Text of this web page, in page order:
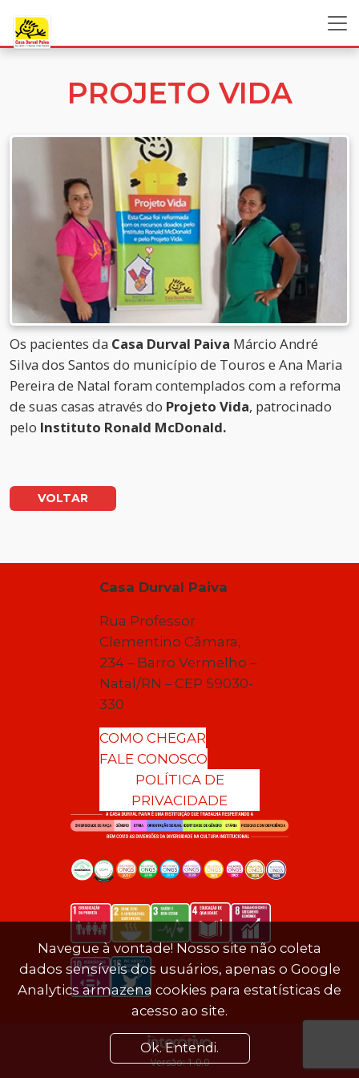
PROJETO VIDA
Os pacientes da Casa Durval Paiva Márcio André
Silva dos Santos do município de Touros e Ana Maria
Pereira de Natal foram contemplados com a reforma
de suas casas através do Projeto Vida, patrocinado
pelo Instituto Ronald McDonald.
VOLTAR
Casa Durval Paiva
Rua Professor
Clementino Câmara,
234 – Barro Vermelho –
Natal/RN – CEP 59030-
330
COMO CHEGAR
FALE CONOSCO
POLÍTICA DE
PRIVACIDADE
Versão: 1.0.0
Navegue à vontade! Nosso site não coleta
dados sensíveis dos usuários, apenas o Google
Analytics armazena cookies para estatísticas de
acesso ao site.
Ok. Entendi.